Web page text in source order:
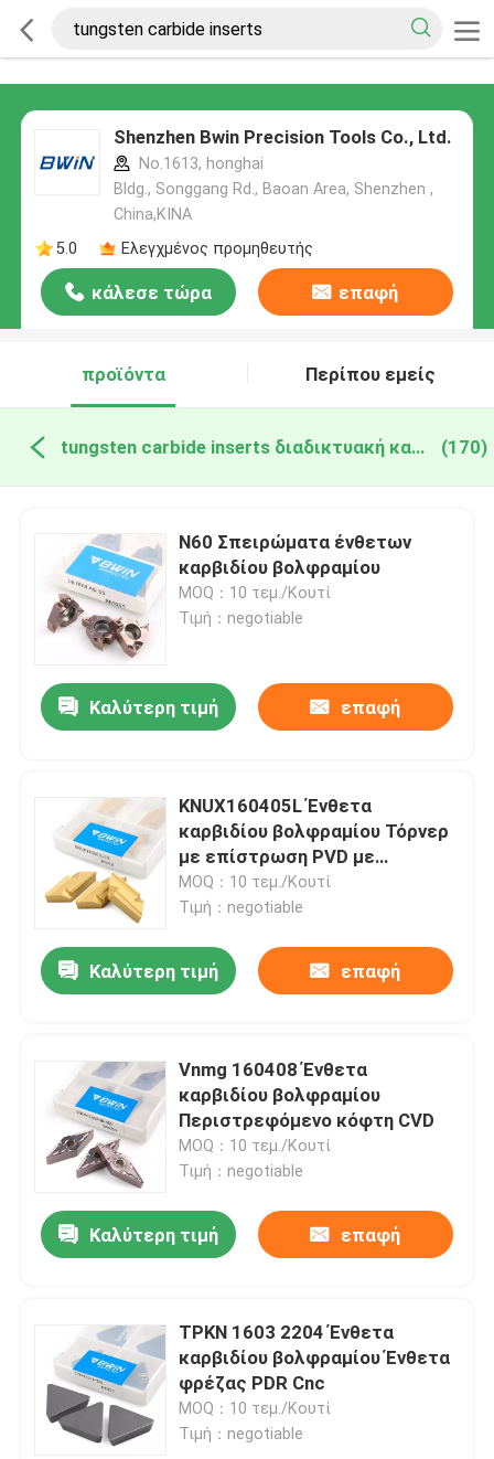
Shenzhen Bwin Precision Tools Co., Ltd.
No.1613, honghai
Bldg., Songgang Rd., Baoan Area, Shenzhen ,
China,ΚΙΝΑ
5.0
Ελεγχμένος προμηθευτής
κάλεσε τώρα επαφή
προϊόντα Περίπου εμείς
tungsten carbide inserts διαδικτυακή κατασκευή (170)
N60 Σπειρώματα ένθετων
καρβιδίου βολφραμίου
MOQ：10 τεμ./Κουτί
Τιμή：negotiable
Καλύτερη τιμή επαφή
KNUX160405L Ένθετα
καρβιδίου βολφραμίου Τόρνερ
με επίστρωση PVD με
τσιμέντο
MOQ：10 τεμ./Κουτί
Τιμή：negotiable
Καλύτερη τιμή επαφή
Vnmg 160408 Ένθετα
καρβιδίου βολφραμίου
Περιστρεφόμενο κόφτη CVD
MOQ：10 τεμ./Κουτί
Τιμή：negotiable
Καλύτερη τιμή επαφή
TPKN 1603 2204 Ένθετα
καρβιδίου βολφραμίου Ένθετα
φρέζας PDR Cnc
MOQ：10 τεμ./Κουτί
Τιμή：negotiable